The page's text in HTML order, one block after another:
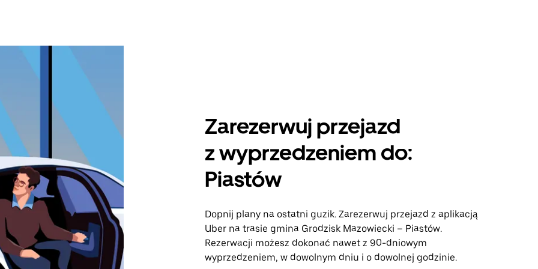
Zarezerwuj przejazd
z wyprzedzeniem do:
Piastów
Dopnij plany na ostatni guzik. Zarezerwuj przejazd z aplikacją
Uber na trasie gmina Grodzisk Mazowiecki – Piastów.
Rezerwacji możesz dokonać nawet z 90-dniowym
wyprzedzeniem, w dowolnym dniu i o dowolnej godzinie.